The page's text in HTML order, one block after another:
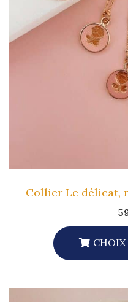
Collier Le délicat,
CHOIX